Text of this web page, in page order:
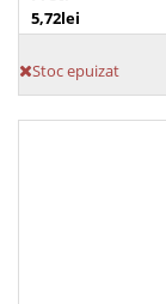
5,72lei
Stoc epuizat